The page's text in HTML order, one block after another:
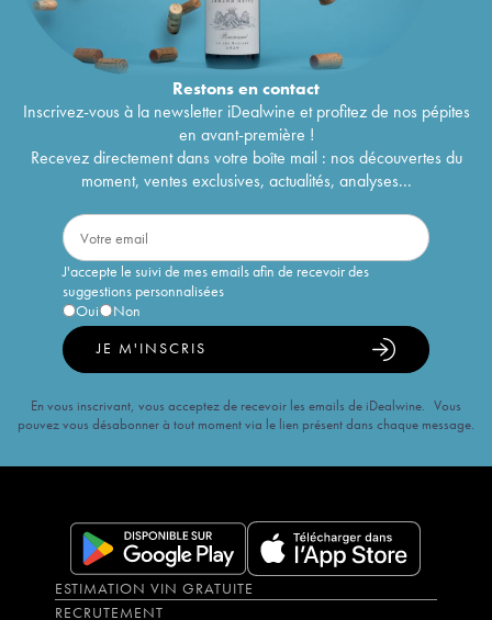
Restons encontact
Inscrivez-vous à la newsletter iDealwine et profitez de nos pépites
en avant-première !
Recevez directement dans votre boîte mail : nos découvertes du
moment, ventes exclusives, actualités, analyses...
J'accepte le suivi de mes emails afin de recevoir des
suggestions personnalisées
Oui
Non
JE M'INSCRIS
En vous inscrivant, vous acceptez de recevoir les emails de iDealwine. Vous
pouvez vous désabonner à tout moment via le lien présent dans chaque message.
ESTIMATION VIN GRATUITE
RECRUTEMENT